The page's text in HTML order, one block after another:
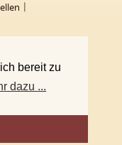
bereit zu
dazu ...